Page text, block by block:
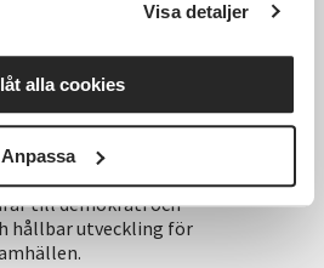
Visa detaljer
alla cookies
Anpassa
- Vi är en central
till demokrati och
hållbar utveckling för